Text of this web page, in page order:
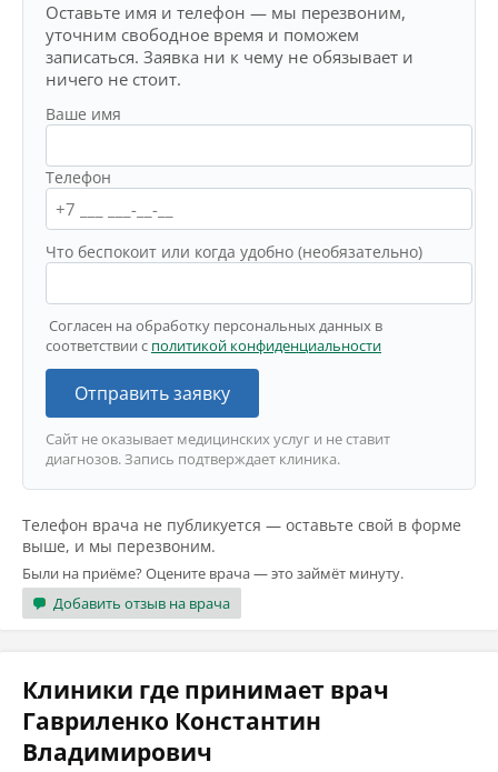
Оставьте имя и телефон — мы перезвоним,
уточним свободное время и поможем
записаться. Заявка ни к чему не обязывает и
ничего не стоит.
Ваше имя
Телефон
Что беспокоит или когда удобно (необязательно)
Согласен на обработку персональных данных в
соответствии с политикой конфиденциальности
Отправить заявку
Сайт не оказывает медицинских услуг и не ставит
диагнозов. Запись подтверждает клиника.
Телефон врача не публикуется — оставьте свой в форме
выше, и мы перезвоним.
Были на приёме? Оцените врача — это займёт минуту.
Добавить отзыв на врача
Клиники где принимает врач
Гавриленко Константин
Владимирович